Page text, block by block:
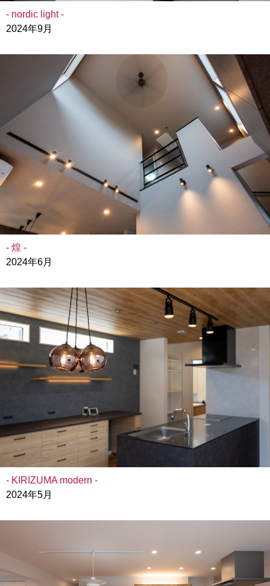
- nordic light -
2024年9月
- 煌 -
2024年6月
- KIRIZUMA modern -
2024年5月